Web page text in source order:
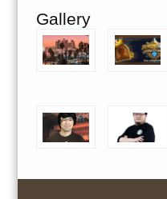
Gallery